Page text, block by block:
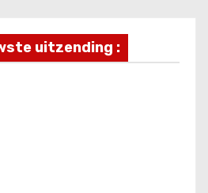
uitzending :